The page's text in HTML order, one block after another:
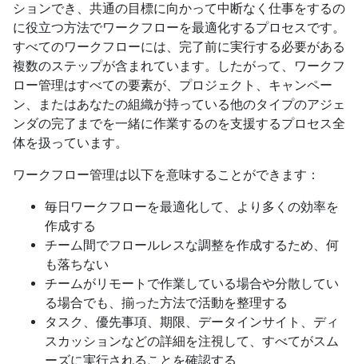
ションでき、共通の目標に向かって中断なく仕事をするの
に役立つ方法でワークフローを最適化するプロセスです。
すべてのワークフローには、完了前に実行する必要がある
複数のステップが含まれています。したがって、ワークフ
ロー管理はすべての要素が、プロジェクト、キャンペー
ン、またはあなたの組織が持っている他のタイプのアジェ
ンダの完了までを一緒に作業するのを支援するプロセス全
体を扱っています。
ワークフロー管理は以下を意味することができます：
毎日ワークフローを最適化して、より多くの効率を
作成する
チーム間でフロールレスな調整を作成するため、何
も落ちない
チームがリモートで作業している場合や分散してい
る場合でも、揃った方法で活動を整理する
タスク、優先事項、期限、データインサイト、ディ
スカッションなどの詳細を注視して、すべてがスム
ーズに実行されることを確認する